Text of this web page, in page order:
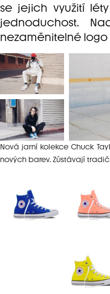
se jejich využití
jednoduchost.
nezaměnitelné
Nová jarní kolekce Chuck
nových barev. Zůstávají